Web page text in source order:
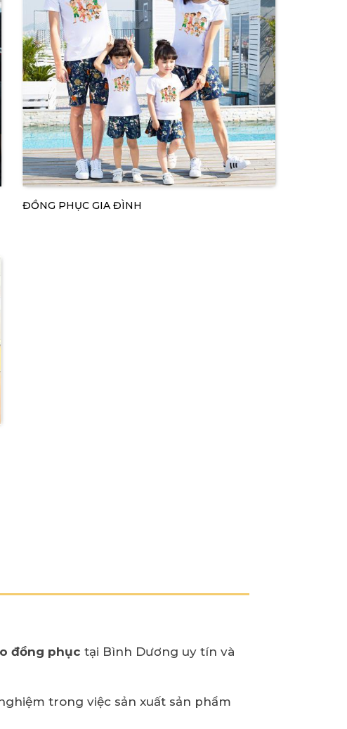
ĐỒNG PHỤC GIA ĐÌNH
đồng phục tại Bình Dương uy tín và
trong việc sản xuất sản phẩm